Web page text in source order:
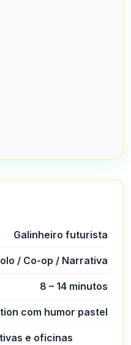
Galinheiro futurista
/ Co-op / Narrativa
8 – 14 minutos
com humor pastel
e oficinas